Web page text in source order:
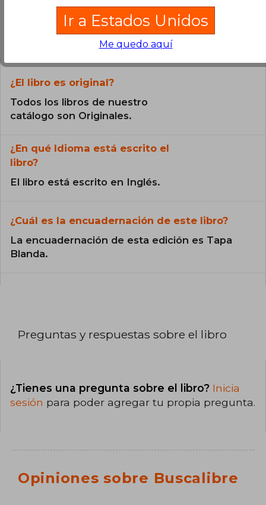
Preguntas frecuentes sobre el libro
¿El libro es original?
Todos los libros de nuestro
catálogo son Originales.
¿En qué Idioma está escrito el
libro?
El libro está escrito en Inglés.
¿Cuál es la encuadernación de este libro?
La encuadernación de esta edición es Tapa
Blanda.
Preguntas y respuestas sobre el libro
¿Tienes una pregunta sobre el libro? Inicia
sesión para poder agregar tu propia pregunta.
Opiniones sobre Buscalibre
Ir a Estados Unidos
Me quedo aquí